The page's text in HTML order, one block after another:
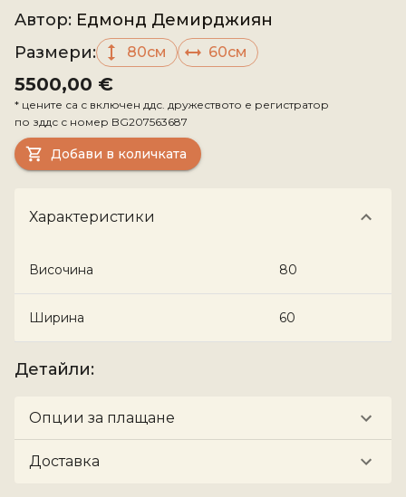
Aвтор: Едмонд Демирджиян
Размери: 80см 60см
5500,00 €
* цените са с включен ддс. дружеството е регистратор
по зддс с номер BG207563687
Добави в количката
Характеристики
Височина 80
Ширина 60
Детайли:
Опции за плащане
Доставка